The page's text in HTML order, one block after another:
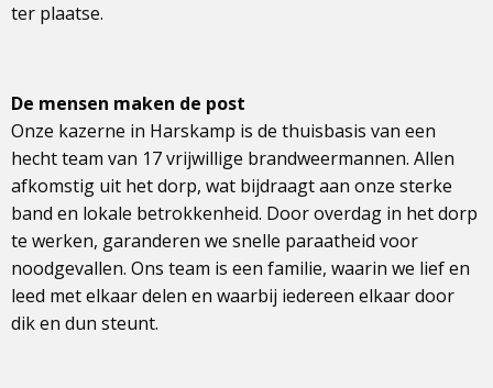
ter plaatse.
De mensen maken de post
Onze kazerne in Harskamp is de thuisbasis van een
hecht team van 17 vrijwillige brandweermannen. Allen
afkomstig uit het dorp, wat bijdraagt aan onze sterke
band en lokale betrokkenheid. Door overdag in het dorp
te werken, garanderen we snelle paraatheid voor
noodgevallen. Ons team is een familie, waarin we lief en
leed met elkaar delen en waarbij iedereen elkaar door
dik en dun steunt.